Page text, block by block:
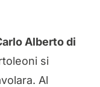
Alberto di
si
Al